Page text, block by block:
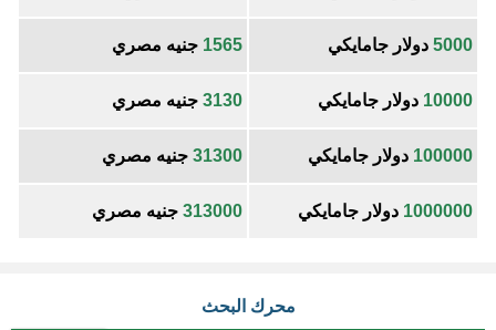
5000 دولار جامايكي 1565 جنيه مصري
10000 دولار جامايكي 3130 جنيه مصري
100000 دولار جامايكي 31300 جنيه مصري
1000000 دولار جامايكي 313000 جنيه مصري
محرك البحث